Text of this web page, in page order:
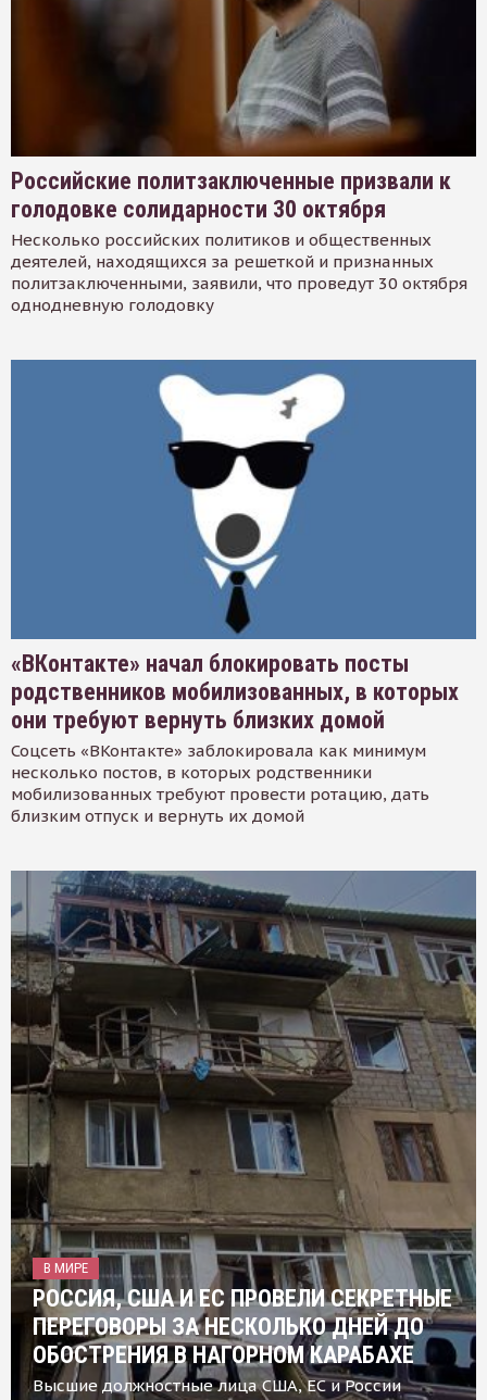
Российские политзаключенные призвали к
голодовке солидарности 30 октября
Несколько российских политиков и общественных
деятелей, находящихся за решеткой и признанных
политзаключенными, заявили, что проведут 30 октября
однодневную голодовку
«ВКонтакте» начал блокировать посты
родственников мобилизованных, в которых
они требуют вернуть близких домой
Соцсеть «ВКонтакте» заблокировала как минимум
несколько постов, в которых родственники
мобилизованных требуют провести ротацию, дать
близким отпуск и вернуть их домой
В МИРЕ
РОССИЯ, США И ЕС ПРОВЕЛИ СЕКРЕТНЫЕ
ПЕРЕГОВОРЫ ЗА НЕСКОЛЬКО ДНЕЙ ДО
ОБОСТРЕНИЯ В НАГОРНОМ КАРАБАХЕ
Высшие должностные лица США, ЕС и России